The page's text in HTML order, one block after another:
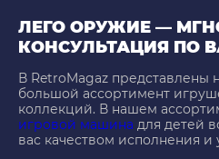
ЛЕГО ОРУЖИЕ —
КОНСУЛЬТАЦИЯ ПО
В RetroMagaz представлены
большой ассортимент
коллекций. В нашем
игровой машина для детей
вас качеством исполнения